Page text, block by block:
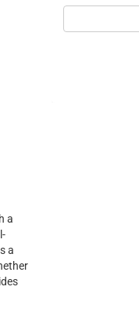
a
a